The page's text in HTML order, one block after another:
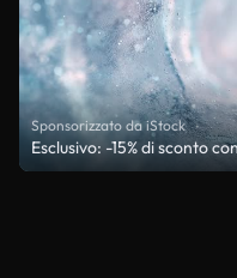
Sponsorizzato da iStock
Esclusivo: -15% di sconto